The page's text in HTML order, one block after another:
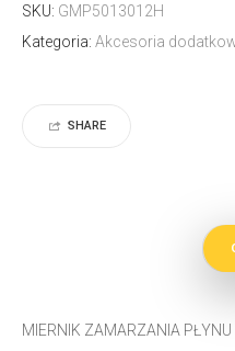
SKU: GMP5013012H
Kategoria: Akcesoria
SHARE
MIERNIK ZAMARZANIA